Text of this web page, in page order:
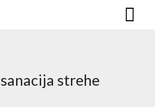
sanacija strehe